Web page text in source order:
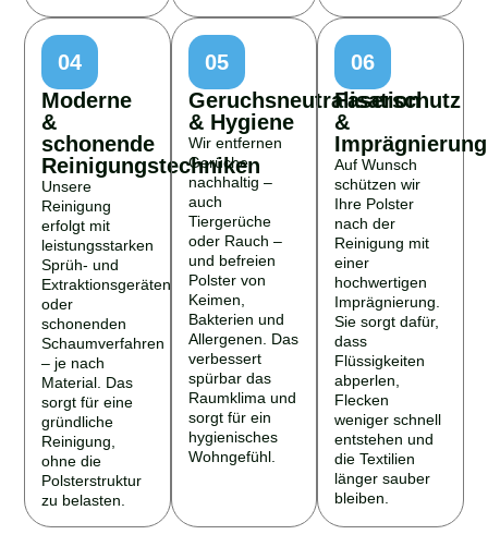
04
Moderne
&
schonende
Reinigungstechniken
Unsere
Reinigung
erfolgt mit
leistungsstarken
Sprüh- und
Extraktionsgeräten
oder
schonenden
Schaumverfahren
– je nach
Material. Das
sorgt für eine
gründliche
Reinigung,
ohne die
Polsterstruktur
zu belasten.
05
Geruchsneutralisation
& Hygiene
Wir entfernen
Gerüche
nachhaltig –
auch
Tiergerüche
oder Rauch –
und befreien
Polster von
Keimen,
Bakterien und
Allergenen. Das
verbessert
spürbar das
Raumklima und
sorgt für ein
hygienisches
Wohngefühl.
06
Faserschutz
&
Imprägnierung
Auf Wunsch
schützen wir
Ihre Polster
nach der
Reinigung mit
einer
hochwertigen
Imprägnierung.
Sie sorgt dafür,
dass
Flüssigkeiten
abperlen,
Flecken
weniger schnell
entstehen und
die Textilien
länger sauber
bleiben.